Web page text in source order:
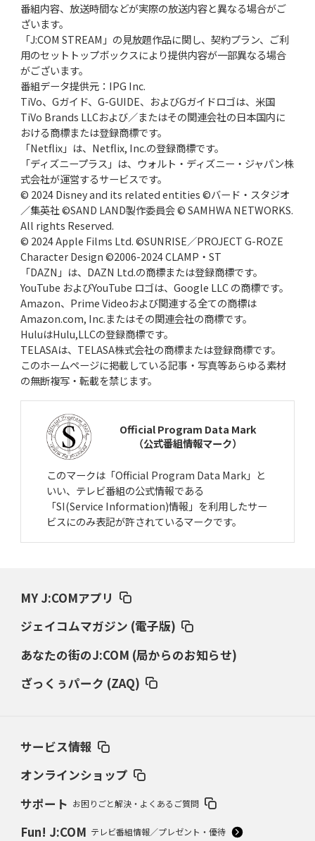
番組内容、放送時間などが実際の放送内容と異なる場合がご
ざいます。
「J:COM STREAM」の見放題作品に関し、契約プラン、ご利
用のセットトップボックスにより提供内容が一部異なる場合
がございます。
番組データ提供元：IPG Inc.
TiVo、Gガイド、G-GUIDE、およびGガイドロゴは、米国
TiVo Brands LLCおよび／またはその関連会社の日本国内に
おける商標または登録商標です。
「Netflix」は、Netflix, Inc.の登録商標です。
「ディズニープラス」は、ウォルト・ディズニー・ジャパン株
式会社が運営するサービスです。
© 2024 Disney and its related entities ©バード・スタジオ
／集英社 ©SAND LAND製作委員会 © SAMHWA NETWORKS.
All rights Reserved.
© 2024 Apple Films Ltd. ©SUNRISE／PROJECT G-ROZE
Character Design ©2006-2024 CLAMP・ST
「DAZN」は、DAZN Ltd.の商標または登録商標です。
YouTube およびYouTube ロゴは、Google LLC の商標です。
Amazon、Prime Videoおよび関連する全ての商標は
Amazon.com, Inc.またはその関連会社の商標です。
HuluはHulu,LLCの登録商標です。
TELASAは、TELASA株式会社の商標または登録商標です。
このホームページに掲載している記事・写真等あらゆる素材
の無断複写・転載を禁じます。
Official Program Data Mark
（公式番組情報マーク）
このマークは「Official Program Data Mark」と
いい、テレビ番組の公式情報である
「SI(Service Information)情報」を利用したサー
ビスにのみ表記が許されているマークです。
MY J:COMアプリ
ジェイコムマガジン (電子版)
あなたの街のJ:COM (局からのお知らせ)
ざっくぅパーク (ZAQ)
サービス情報
オンラインショップ
サポート お困りごと解決・よくあるご質問
Fun! J:COM テレビ番組情報／プレゼント・優待